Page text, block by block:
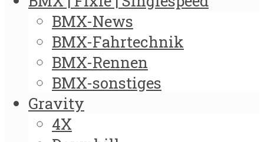
BMX-News
BMX-Fahrtechnik
BMX-Rennen
BMX-sonstiges
Gravity
4X